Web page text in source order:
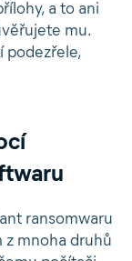
a to ani
mu.
podezřele,
ransomwaru
z mnoha druhů